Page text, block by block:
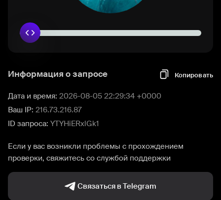
Информация о запросе Копировать
Дата и время: 2026-08-05 22:29:34 +0000
Ваш IP: 216.73.216.87
ID запроса: YTYHiERxlGk1
Если у вас возникли проблемы с прохождением
проверки, свяжитесь со службой поддержки
Связаться в Telegram